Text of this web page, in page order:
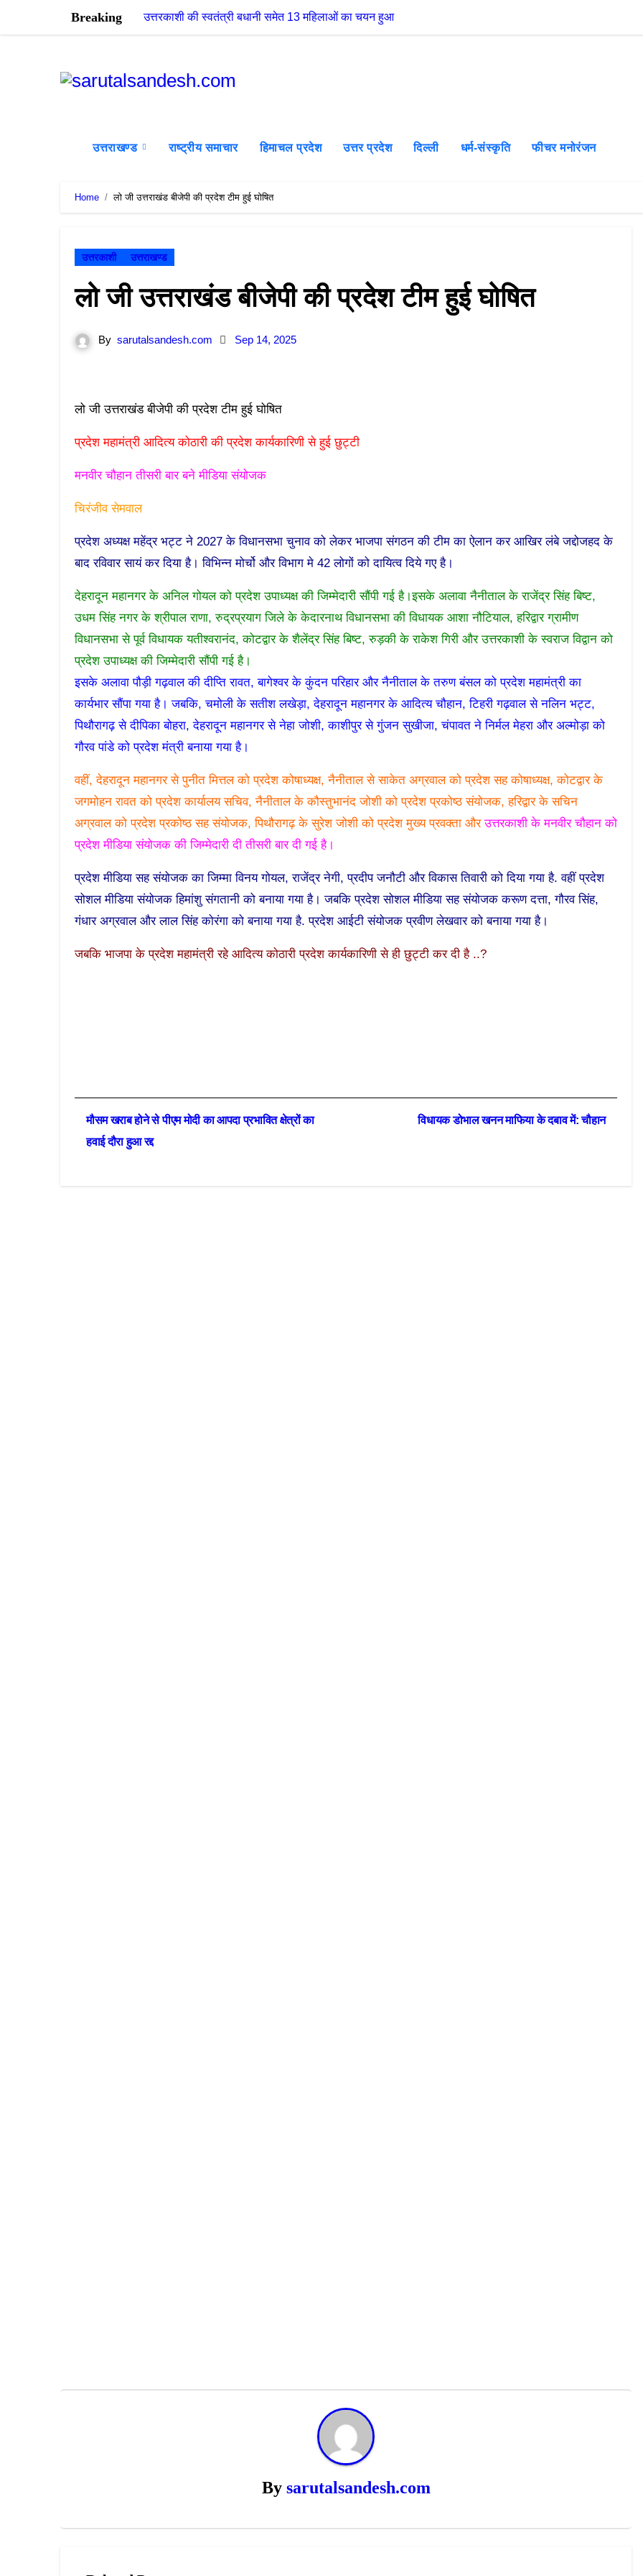
Breaking उत्तरकाशी की स्वतंत्री बधानी समेत 13 महिलाओं का चयन हुआ उत्तरकाशी की
उत्तराखण्ड राष्ट्रीय समाचार हिमाचल प्रदेश उत्तर प्रदेश दिल्ली धर्म-संस्कृति फीचर मनोरंजन
Home लो जी उत्तराखंड बीजेपी की प्रदेश टीम हुई घोषित
उत्तरकाशी उत्तराखण्ड
लो जी उत्तराखंड बीजेपी की प्रदेश टीम हुई घोषित
By sarutalsandesh.com Sep 14, 2025
लो जी उत्तराखंड बीजेपी की प्रदेश टीम हुई घोषित
प्रदेश महामंत्री आदित्य कोठारी की प्रदेश कार्यकारिणी से हुई छुट्टी
मनवीर चौहान तीसरी बार बने मीडिया संयोजक
चिरंजीव सेमवाल
प्रदेश अध्यक्ष महेंद्र भट्ट ने 2027 के विधानसभा चुनाव को लेकर भाजपा संगठन की टीम का ऐलान कर आखिर लंबे जद्दोजहद के
बाद रविवार सायं कर दिया है। विभिन्न मोर्चो और विभाग मे 42 लोगों को दायित्व दिये गए है।
देहरादून महानगर के अनिल गोयल को प्रदेश उपाध्यक्ष की जिम्मेदारी सौंपी गई है।इसके अलावा नैनीताल के राजेंद्र सिंह बिष्ट,
उधम सिंह नगर के श्रीपाल राणा, रुद्रप्रयाग जिले के केदारनाथ विधानसभा की विधायक आशा नौटियाल, हरिद्वार ग्रामीण
विधानसभा से पूर्व विधायक यतीश्वरानंद, कोटद्वार के शैलेंद्र सिंह बिष्ट, रुड़की के राकेश गिरी और उत्तरकाशी के स्वराज विद्वान को
प्रदेश उपाध्यक्ष की जिम्मेदारी सौंपी गई है।
इसके अलावा पौड़ी गढ़वाल की दीप्ति रावत, बागेश्वर के कुंदन परिहार और नैनीताल के तरुण बंसल को प्रदेश महामंत्री का
कार्यभार सौंपा गया है। जबकि, चमोली के सतीश लखेड़ा, देहरादून महानगर के आदित्य चौहान, टिहरी गढ़वाल से नलिन भट्ट,
पिथौरागढ़ से दीपिका बोहरा, देहरादून महानगर से नेहा जोशी, काशीपुर से गुंजन सुखीजा, चंपावत ने निर्मल मेहरा और अल्मोड़ा को
गौरव पांडे को प्रदेश मंत्री बनाया गया है।
वहीं, देहरादून महानगर से पुनीत मित्तल को प्रदेश कोषाध्यक्ष, नैनीताल से साकेत अग्रवाल को प्रदेश सह कोषाध्यक्ष, कोटद्वार के
जगमोहन रावत को प्रदेश कार्यालय सचिव, नैनीताल के कौस्तुभानंद जोशी को प्रदेश प्रकोष्ठ संयोजक, हरिद्वार के सचिन
अग्रवाल को प्रदेश प्रकोष्ठ सह संयोजक, पिथौरागढ़ के सुरेश जोशी को प्रदेश मुख्य प्रवक्ता औरउत्तरकाशी के मनवीर चौहान को
प्रदेश मीडिया संयोजक की जिम्मेदारी दी तीसरी बार दी गई है।
प्रदेश मीडिया सह संयोजक का जिम्मा विनय गोयल, राजेंद्र नेगी, प्रदीप जनौटी और विकास तिवारी को दिया गया है. वहीं प्रदेश
सोशल मीडिया संयोजक हिमांशु संगतानी को बनाया गया है। जबकि प्रदेश सोशल मीडिया सह संयोजक करूण दत्ता, गौरव सिंह,
गंधार अग्रवाल और लाल सिंह कोरंगा को बनाया गया है. प्रदेश आईटी संयोजक प्रवीण लेखवार को बनाया गया है।
जबकि भाजपा के प्रदेश महामंत्री रहे आदित्य कोठारी प्रदेश कार्यकारिणी से ही छुट्टी कर दी है ..?
Post
navigation
मौसम खराब होने से पीएम मोदी का आपदा प्रभावित क्षेत्रों का
हवाई दौरा हुआ रद्द
विधायक डोभाल खनन माफिया के दबाव में: चौहान
By sarutalsandesh.com